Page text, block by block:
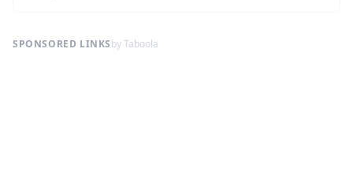
SPONSORED LINKSby Taboola